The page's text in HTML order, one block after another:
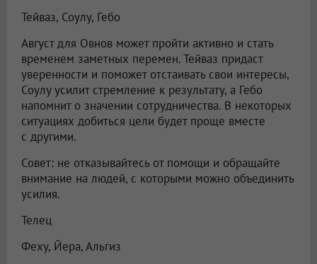
Тейваз, Соулу, Гебо
Август для Овнов может пройти активно и стать
временем заметных перемен. Тейваз придаст
уверенности и поможет отстаивать свои интересы,
Соулу усилит стремление к результату, а Гебо
напомнит о значении сотрудничества. В некоторых
ситуациях добиться цели будет проще вместе
с другими.
Совет: не отказывайтесь от помощи и обращайте
внимание на людей, с которыми можно объединить
усилия.
Телец
Феху, Йера, Альгиз